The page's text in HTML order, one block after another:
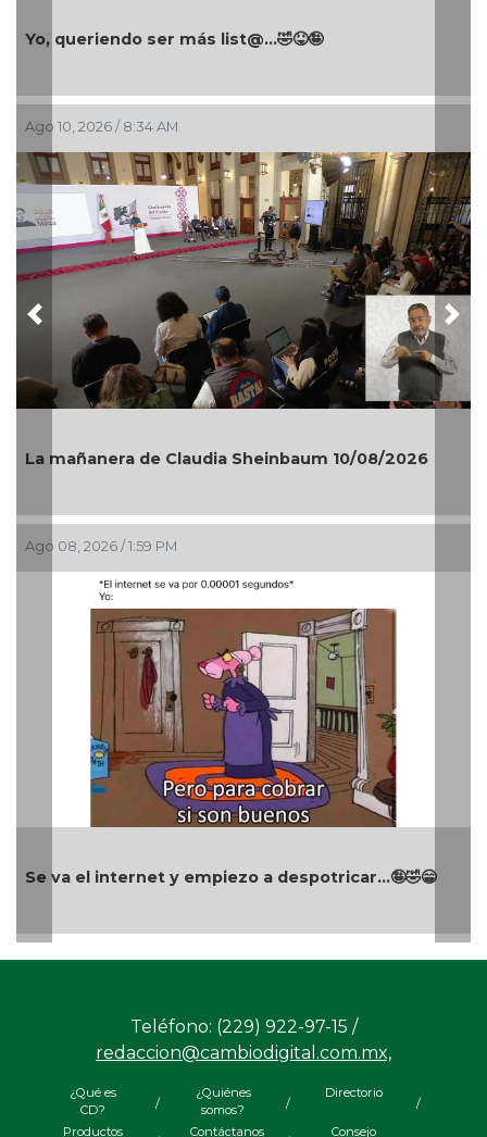
Yo, queriendo ser más list@…🤣😝🤪
Ago 10, 2026 / 8:34 AM
La mañanera de Claudia Sheinbaum 10/08/2026
Ago 08, 2026 / 1:59 PM
Se va el internet y empiezo a despotricar...🤪🤣😁
Previous
Teléfono: (229) 922-97-15 /
redaccion@cambiodigital.com.mx,
¿Qué es
CD?
/
¿Quiénes
somos?
/
Directorio
/
Productos
Contáctanos Consejo